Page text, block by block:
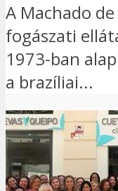
A Machado
fogászati
1973-ban
a brazíliai...